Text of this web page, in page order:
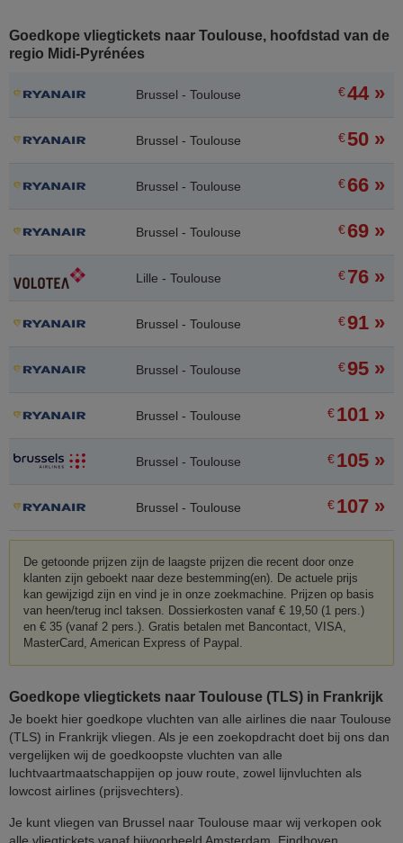
Goedkope vliegtickets naar Toulouse, hoofdstad van de
regio Midi-Pyrénées
Brussel - Toulouse €44 »
Brussel - Toulouse €50 »
Brussel - Toulouse €66 »
Brussel - Toulouse €69 »
Lille - Toulouse €76 »
Brussel - Toulouse €91 »
Brussel - Toulouse €95 »
Brussel - Toulouse €101 »
Brussel - Toulouse €105 »
Brussel - Toulouse €107 »
De getoonde prijzen zijn de laagste prijzen die recent door onze
klanten zijn geboekt naar deze bestemming(en). De actuele prijs
kan gewijzigd zijn en vind je in onze zoekmachine. Prijzen op basis
van heen/terug incl taksen. Dossierkosten vanaf € 19,50 (1 pers.)
en € 35 (vanaf 2 pers.). Gratis betalen met Bancontact, VISA,
MasterCard, American Express of Paypal.
Goedkope vliegtickets naar Toulouse (TLS) in Frankrijk
Je boekt hier goedkope vluchten van alle airlines die naar Toulouse
(TLS) in Frankrijk vliegen. Als je een zoekopdracht doet bij ons dan
vergelijken wij de goedkoopste vluchten van alle
luchtvaartmaatschappijen op jouw route, zowel lijnvluchten als
lowcost airlines (prijsvechters).
Je kunt vliegen van Brussel naar Toulouse maar wij verkopen ook
alle vliegtickets vanaf bijvoorbeeld Amsterdam, Eindhoven,